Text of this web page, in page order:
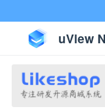
uView